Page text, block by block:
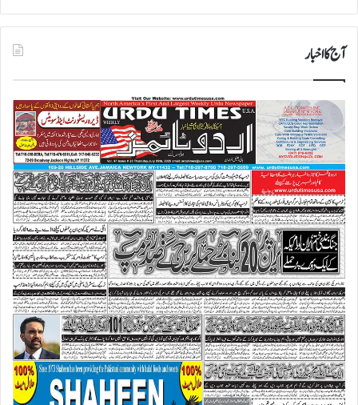
آج کا اخبار